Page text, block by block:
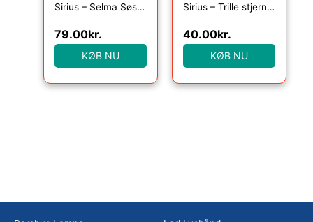
Sirius – Selma Søstjerne, 20LED lyskæde, Blå, 2m+30cm
79.00kr.
KØB NU
Sirius – Trille stjerne 20 lys , Klar/Sølv
40.00kr.
KØB NU